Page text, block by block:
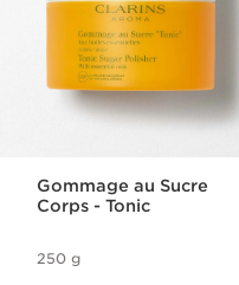
Gommage au Sucre​
Corps - Tonic
250 g